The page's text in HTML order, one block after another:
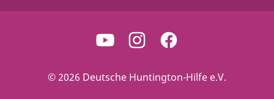
© 2026 Deutsche Huntington-Hilfe e.V.